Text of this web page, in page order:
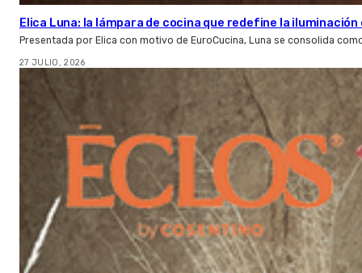
Elica Luna: la lámpara de cocina que redefine la
Presentada por Elica con motivo de EuroCucina, Luna se consolida
27 JULIO, 2026